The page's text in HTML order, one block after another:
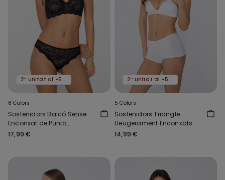
2ª unitat al -50%
8 Colors
Sostenidors Balcó Sense
Enconxat de Punta
Reciclada Paris
17,99 €
2ª unitat al -50%
5 Colors
Sostenidors Triangle
Lleugerament Enconxats
Cotó Ecològic London
14,99 €